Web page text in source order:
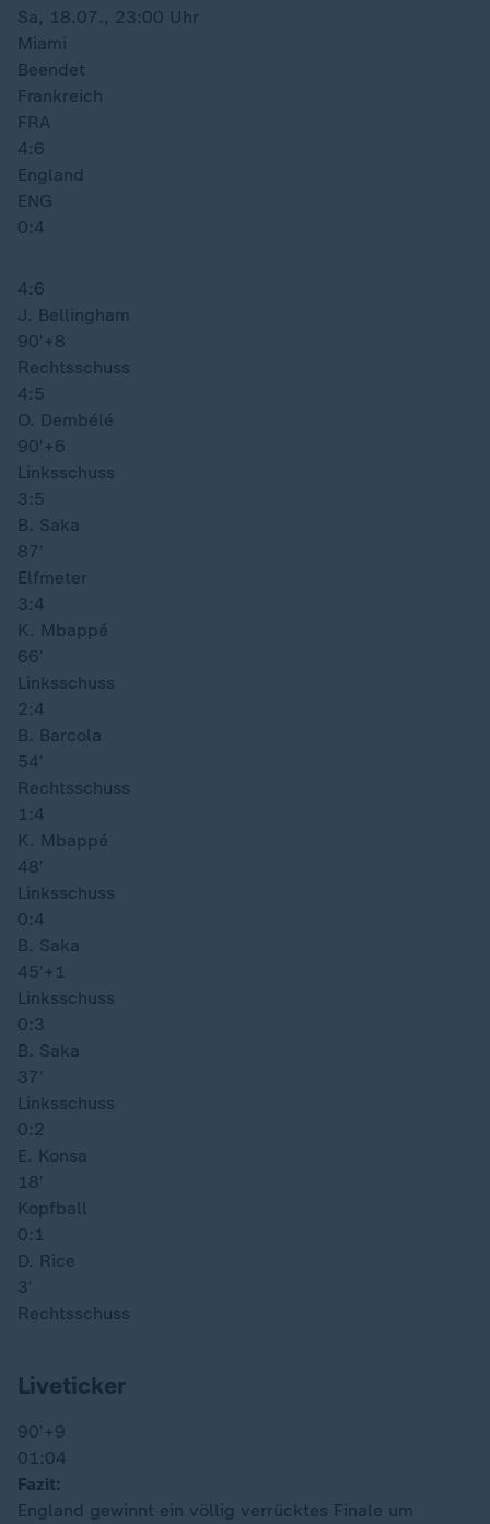
Sa, 18.07., 23:00 Uhr
Miami
Beendet
Frankreich
FRA
4:6
England
ENG
0:4
4:6
J. Bellingham
90′ +8
Rechtsschuss
4:5
O. Dembélé
90′ +6
Linksschuss
3:5
B. Saka
87′
Elfmeter
3:4
K. Mbappé
66′
Linksschuss
2:4
B. Barcola
54′
Rechtsschuss
1:4
K. Mbappé
48′
Linksschuss
0:4
B. Saka
45′ +1
Linksschuss
0:3
B. Saka
37′
Linksschuss
0:2
E. Konsa
18′
Kopfball
0:1
D. Rice
3′
Rechtsschuss
Liveticker
90′ +9
01:04
Fazit:
England gewinnt ein völlig verrücktes Finale um